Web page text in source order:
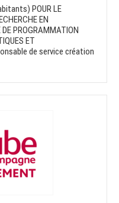
POUR LE
EN
PROGRAMMATION
ET
de service création